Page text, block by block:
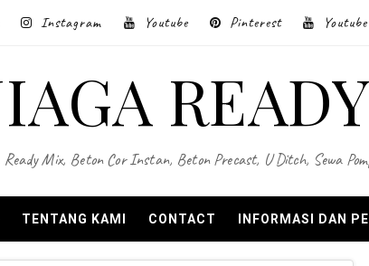
Instagram Youtube Pinterest Youtube
Mix, Beton Cor Instan, Beton Precast, U Ditch, Sewa
TENTANG KAMI CONTACT INFORMASI DAN